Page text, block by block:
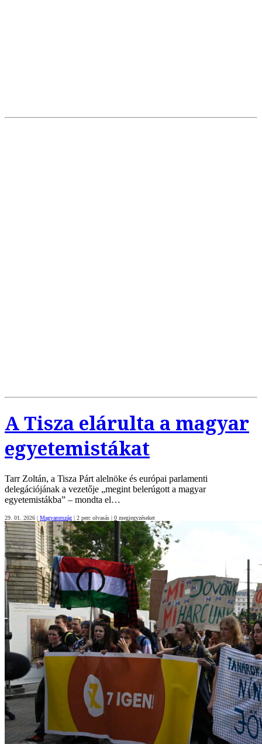
A Tisza elárulta a magyar
egyetemistákat
Tarr Zoltán, a Tisza Párt alelnöke és európai parlamenti
delegációjának a vezetője „megint belerúgott a magyar
egyetemistákba” – mondta el…
29. 01. 2026 | Magyarország | 2 perc olvasás | 0 megjegyzéseket